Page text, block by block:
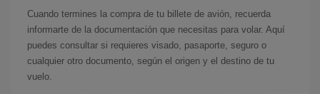
Cuando termines la compra de tu billete de avión, recuerda
informarte de la documentación que necesitas para volar. Aquí
puedes consultar si requieres visado, pasaporte, seguro o
cualquier otro documento, según el origen y el destino de tu
vuelo.